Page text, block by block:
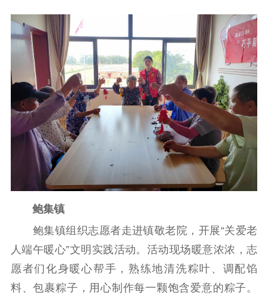
文明创建 文明实践
文明培育
先进典型
社会宣传
思想政治教育 爱国主义教育
全民国防教育
红色资源保护利
用
新闻出版
精品出版
扫黄打非
电影工作
电影创作 电影市场
鲍集镇
鲍集镇组织志愿者走进镇敬老院，开展“关爱老
人端午暖心”文明实践活动。活动现场暖意浓浓，志
愿者们化身暖心帮手，熟练地清洗粽叶、调配馅
料、包裹粽子，用心制作每一颗饱含爱意的粽子。